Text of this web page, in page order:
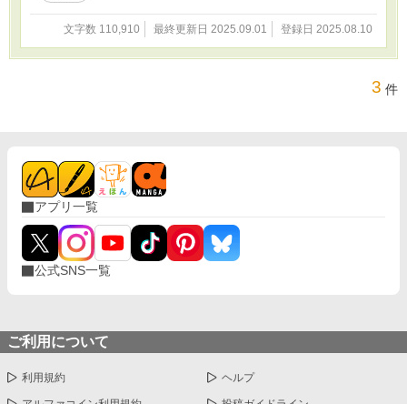
文字数 110,910 最終更新日 2025.09.01 登録日 2025.08.10
3 件
アプリ一覧
公式SNS一覧
ご利用について
利用規約 ヘルプ